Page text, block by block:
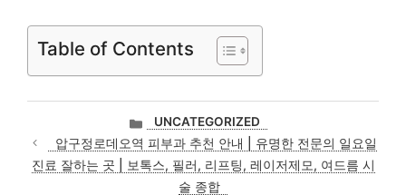
Table of Contents
카
테
고
리
UNCATEGORIZED
압구정로데오역 피부과 추천 안내 | 유명한 전문의 일요일
진료 잘하는 곳 | 보톡스, 필러, 리프팅, 레이저제모, 여드름 시
술 종합